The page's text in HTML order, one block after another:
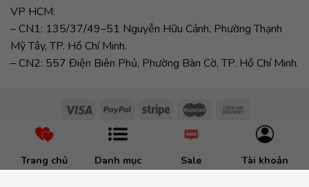
Trang chủ Danh mục Sale Tài khoản
VP HCM:
– CN1: 135/37/49–51 Nguyễn Hữu Cảnh, Phường Thạnh
Mỹ Tây, TP. Hồ Chí Minh.
– CN2: 557 Điện Biên Phủ, Phường Bàn Cờ, TP. Hồ Chí Minh.